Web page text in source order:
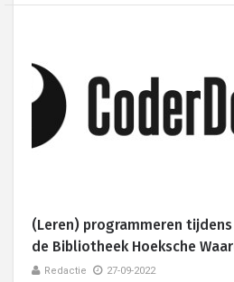
(Leren) programmeren
de Bibliotheek Hoeksche
Redactie 27-09-2022